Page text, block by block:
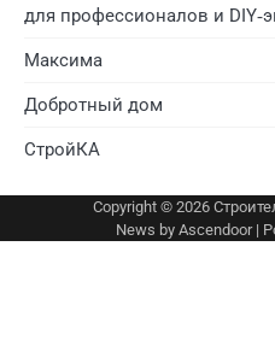
для профессионалов и
Максима
Добротный дом
СтройКА
Copyright © 2026
News by Ascendoor|